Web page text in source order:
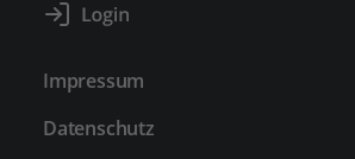
Impressum
Datenschutz